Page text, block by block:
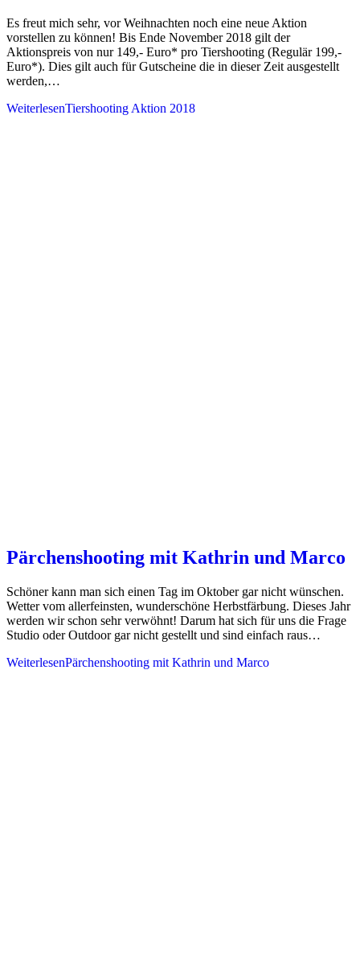
Es freut mich sehr, vor Weihnachten noch eine neue Aktion
vorstellen zu können! Bis Ende November 2018 gilt der
Aktionspreis von nur 149,- Euro* pro Tiershooting (Regulär 199,-
Euro*). Dies gilt auch für Gutscheine die in dieser Zeit ausgestellt
werden,…
WeiterlesenTiershooting Aktion 2018
Pärchenshooting mit Kathrin und Marco
Schöner kann man sich einen Tag im Oktober gar nicht wünschen.
Wetter vom allerfeinsten, wunderschöne Herbstfärbung. Dieses Jahr
werden wir schon sehr verwöhnt! Darum hat sich für uns die Frage
Studio oder Outdoor gar nicht gestellt und sind einfach raus…
WeiterlesenPärchenshooting mit Kathrin und Marco